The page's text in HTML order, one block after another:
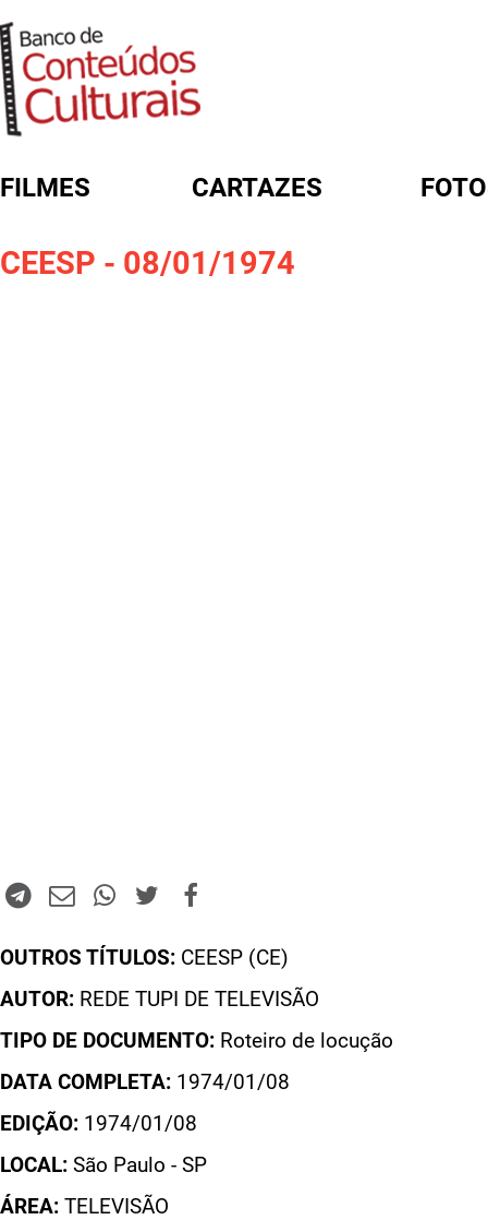
FILMES CARTAZES
CEESP - 08/01/1974
OUTROS TÍTULOS: CEESP (CE)
AUTOR: REDE TUPI DE TELEVISÃO
TIPO DE DOCUMENTO: Roteiro de locução
DATA COMPLETA: 1974/01/08
EDIÇÃO: 1974/01/08
LOCAL: São Paulo - SP
ÁREA: TELEVISÃO
FORMULÁRIO DE BUSCA